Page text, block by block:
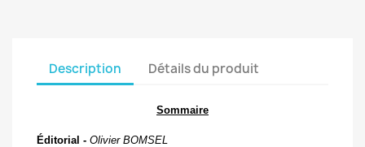
Description Détails du produit
Sommaire
Éditorial - Olivier BOMSEL